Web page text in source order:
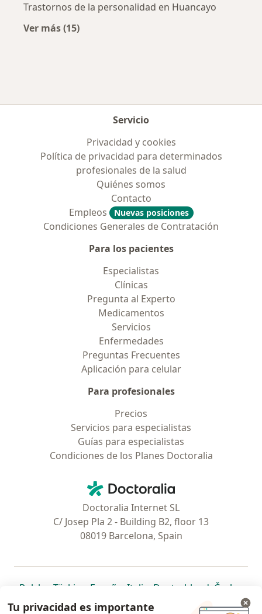
Trastornos de la personalidad en Huancayo
Ver más (15)
Servicio
Privacidad y cookies
Política de privacidad para determinados
profesionales de la salud
Quiénes somos
Contacto
Empleos
Nuevas posiciones
Condiciones Generales de Contratación
Para los pacientes
Especialistas
Clínicas
Pregunta al Experto
Medicamentos
Servicios
Enfermedades
Preguntas Frecuentes
Aplicación para celular
Para profesionales
Precios
Servicios para especialistas
Guías para especialistas
Condiciones de los Planes Doctoralia
Doctoralia - Página de inicio
Doctoralia Internet SL
C/ Josep Pla 2 - Building B2, floor 13
08019 Barcelona, Spain
Polska se abre en una nueva pestaña
Türkiye se abre en una nueva pestaña
España se abre en una nueva pestaña
Italia se abre en una nueva
Deutschlandse abre en
Česko
Portugal
se abre en una nueva pestaña
México se abre en una nueva pestaña
Chile se abre en una nueva pestaña
Brasil se abre en una nueva
se abre en
se
Tu privacidad es importante